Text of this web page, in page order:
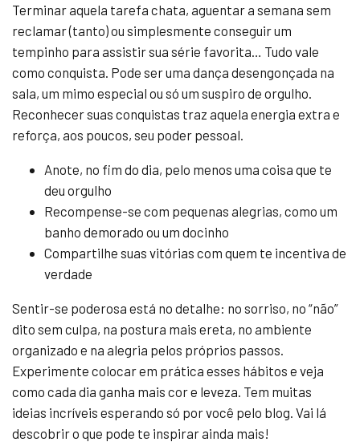
Terminar aquela tarefa chata, aguentar a semana sem
reclamar (tanto) ou simplesmente conseguir um
tempinho para assistir sua série favorita… Tudo vale
como conquista. Pode ser uma dança desengonçada na
sala, um mimo especial ou só um suspiro de orgulho.
Reconhecer suas conquistas traz aquela energia extra e
reforça, aos poucos, seu poder pessoal.
Anote, no fim do dia, pelo menos uma coisa que te
deu orgulho
Recompense-se com pequenas alegrias, como um
banho demorado ou um docinho
Compartilhe suas vitórias com quem te incentiva de
verdade
Sentir-se poderosa está no detalhe: no sorriso, no “não”
dito sem culpa, na postura mais ereta, no ambiente
organizado e na alegria pelos próprios passos.
Experimente colocar em prática esses hábitos e veja
como cada dia ganha mais cor e leveza. Tem muitas
ideias incríveis esperando só por você pelo blog. Vai lá
descobrir o que pode te inspirar ainda mais!